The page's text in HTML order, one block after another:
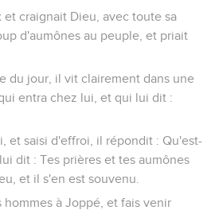
craignait Dieu, avec toute sa
d'aumônes au peuple, et priait
du jour, il vit clairement dans une
entra chez lui, et qui lui dit :
et saisi d'effroi, il répondit : Qu'est-
dit : Tes prières et tes aumônes
et il s'en est souvenu.
hommes à Joppé, et fais venir